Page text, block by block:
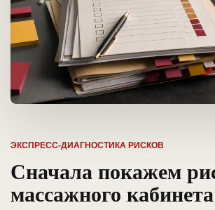
ЭКСПРЕСС-ДИАГНОСТИКА РИСКОВ
Сначала покажем
массажного кабинета